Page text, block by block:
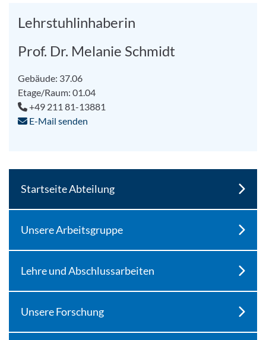
Lehrstuhlinhaberin
Prof. Dr. Melanie Schmidt
Gebäude: 37.06
Etage/Raum: 01.04
+49 211 81-13881
E-Mail senden
Startseite Abteilung
Unsere Arbeitsgruppe
Lehre und Abschlussarbeiten
Unsere Forschung